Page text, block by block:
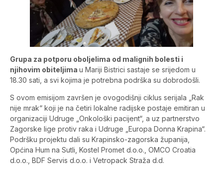
Grupa za potporu oboljelima od malignih bolesti i
njihovim obiteljima u Mariji Bistrici sastaje se srijedom u
18.30 sati, a svi kojima je potrebna podrška su dobrodošli.
S ovom emisijom završen je ovogodišnji ciklus serijala „Rak
nije mrak“ koji je na četiri lokalne radijske postaje emitiran u
organizaciji Udruge „Onkološki pacijent“, a uz partnerstvo
Zagorske lige protiv raka i Udruge „Europa Donna Krapina“.
Podršku projektu dali su Krapinsko-zagorska županija,
Općina Hum na Sutli, Kostel Promet d.o.o., OMCO Croatia
d.o.o., BDF Servis d.o.o. i Vetropack Straža d.d.